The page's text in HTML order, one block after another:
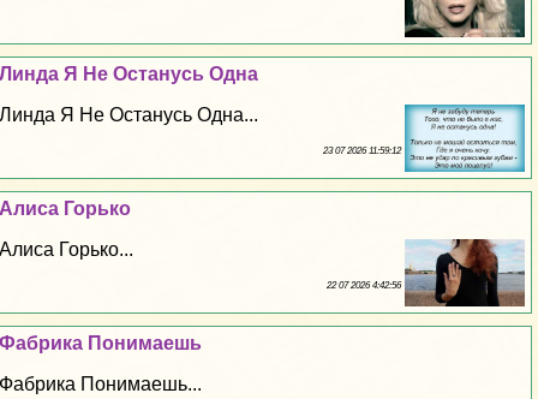
Линда Я Не Остaнycь Одна
Линда Я Не Остaнycь Одна...
23 07 2026 11:59:12
Алиса Горько
Алиса Горько...
22 07 2026 4:42:56
Фабрика Понимаешь
Фабрика Понимаешь...